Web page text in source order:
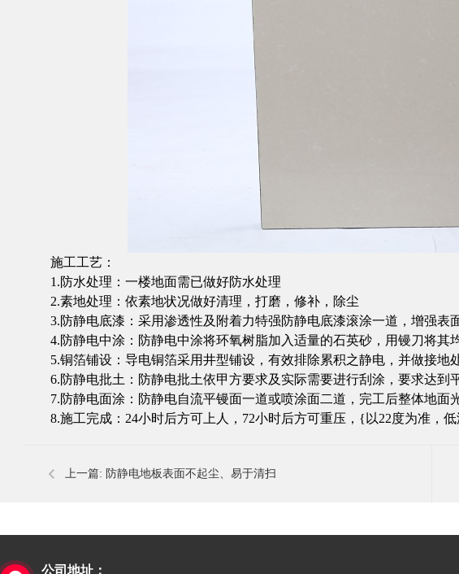
施工工艺：
1.防水处理：一楼地面需已做好防水处理
2.素地处理：依素地状况做好清理，打磨，修补，除尘
3.防静电底漆：采用渗透性及附着力特强防静电底漆滚涂一道，增强表
4.防静电中涂：防静电中涂将环氧树脂加入适量的石英砂，用镘刀将其
5.铜箔铺设：导电铜箔采用井型铺设，有效排除累积之静电，并做接地
6.防静电批土：防静电批土依甲方要求及实际需要进行刮涂，要求达到
7.防静电面涂：防静电自流平镘面一道或喷涂面二道，完工后整体地面
8.施工完成：24小时后方可上人，72小时后方可重压，{以22度为准，低
上一篇: 防静电地板表面不起尘、易于清扫
公司地址：